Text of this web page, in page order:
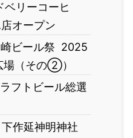
リーコーヒ
オープン
ビール祭 2025
場（その②）
フトビール総選
作延神明神社